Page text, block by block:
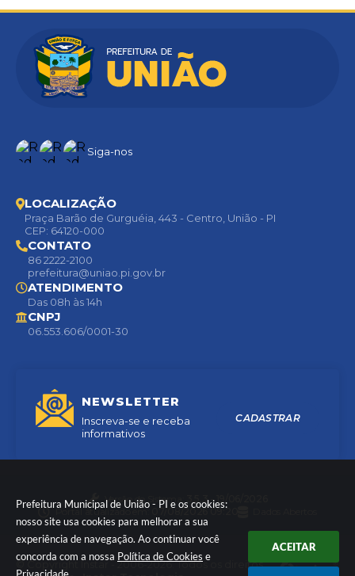
Prefeitura Municipal de União - PI e os cookies:
nosso site usa cookies para melhorar a sua
experiência de navegação. Ao continuar você
concorda com a nossa Política de Cookies e
ACEITAR
Siga-nos
NEWSLETTER
Inscreva-se e receba
informativos
CADASTRAR
LOCALIZAÇÃO
Praça Barão de Gurguéia, 443 - Centro, União - PI
CEP: 64120-000
CONTATO
86 2222-2100
prefeitura@uniao.pi.gov.br
ATENDIMENTO
Das 08h às 14h
CNPJ
06.553.606/0001-30
Versão do Sistema:
3.5.3 - 19/06/2026
Portal atualizado em:
07/08/2026 09:20
© Copyright Instar - 2006-2026. Todos os direitos